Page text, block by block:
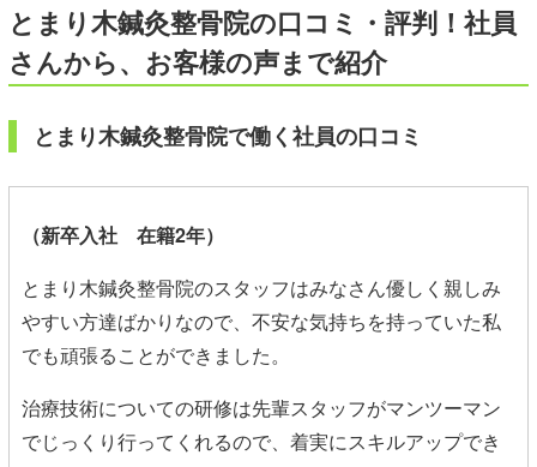
とまり木鍼灸整骨院の口コミ・評判！ 社員
さんから、お客様の声まで紹介
とまり木鍼灸整骨院で働く社員の口コミ
（新卒入社 在籍2年）
とまり木鍼灸整骨院のスタッフはみなさん優しく親しみ
やすい方達ばかりなので、不安な気持ちを持っていた私
でも頑張ることができました。
治療技術についての研修は先輩スタッフがマンツーマン
でじっくり行ってくれるので、着実にスキルアップでき